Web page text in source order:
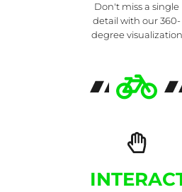
Don't miss a single
detail with our 360-
degree visualization